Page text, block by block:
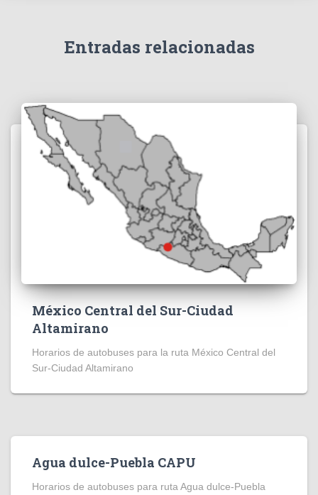
Entradas relacionadas
México Central del Sur-Ciudad
Altamirano
Horarios de autobuses para la ruta México Central del
Sur-Ciudad Altamirano
Agua dulce-Puebla CAPU
Horarios de autobuses para ruta Agua dulce-Puebla